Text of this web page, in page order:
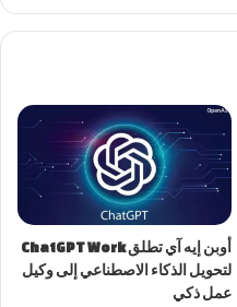
أوبن إيه آي تطلق ChatGPT Work
لتحويل الذكاء الاصطناعي إلى وكيل
عمل ذكي